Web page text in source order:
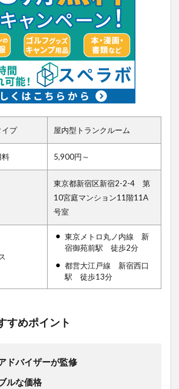
イプ 屋内型トランクルーム
料 5,900円～
東京都新宿区新宿2-2-4 第
10宮庭マンション11階11A
号室
東京メトロ丸ノ内線 新
宿御苑前駅 徒歩2分
都営大江戸線 新宿西口
駅 徒歩13分
すめポイント
ドバイザーが監修
ルな価格